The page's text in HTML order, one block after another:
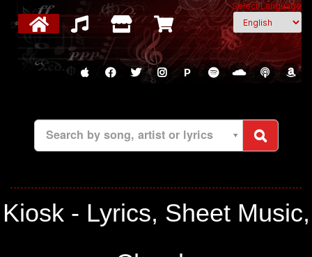
Select Language
P
Search by song, artist or lyrics
Kiosk - Lyrics, Sheet Music,